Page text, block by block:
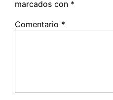
marcados con *
Comentario *